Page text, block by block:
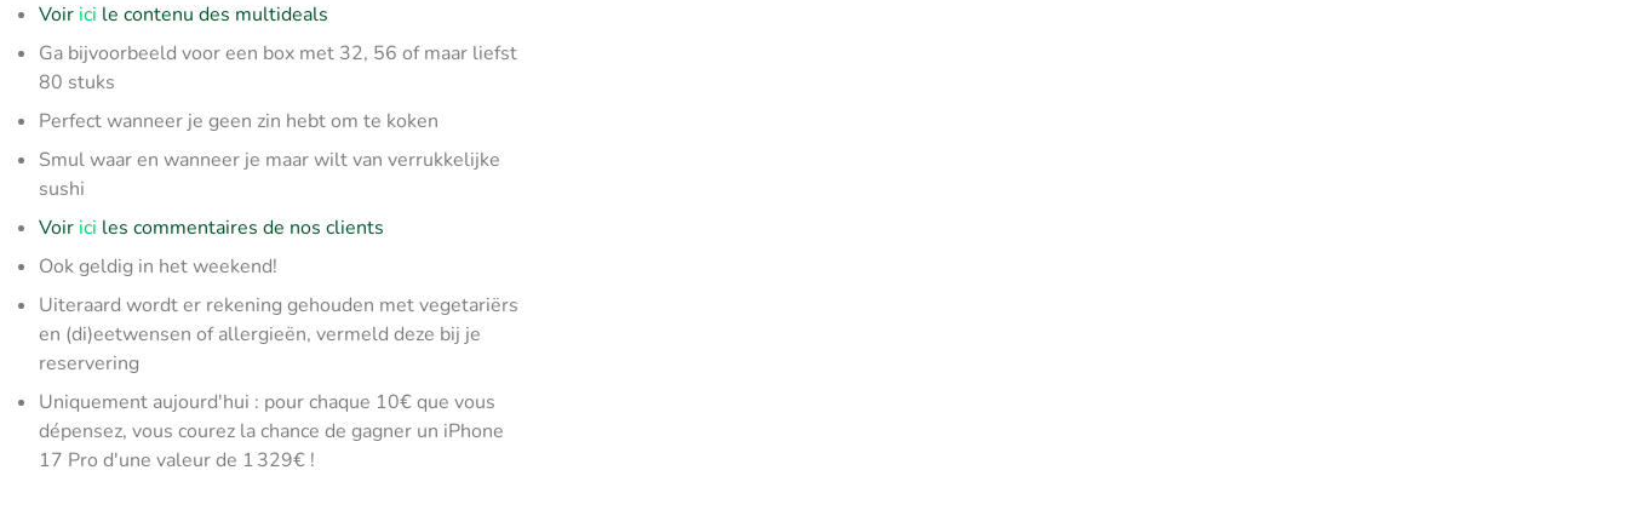
Voir ici le contenu des multideals
Ga bijvoorbeeld voor een box met 32, 56 of maar liefst
80 stuks
Perfect wanneer je geen zin hebt om te koken
Smul waar en wanneer je maar wilt van verrukkelijke
sushi
Voir ici les commentaires de nos clients
Ook geldig in het weekend!
Uiteraard wordt er rekening gehouden met vegetariërs
en (di)eetwensen of allergieën, vermeld deze bij je
reservering
Uniquement aujourd'hui : pour chaque 10€ que vous
dépensez, vous courez la chance de gagner un iPhone
17 Pro d'une valeur de 1 329€ !